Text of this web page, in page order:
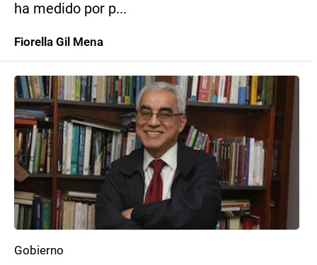
ha medido por p...
Fiorella Gil Mena
Gobierno